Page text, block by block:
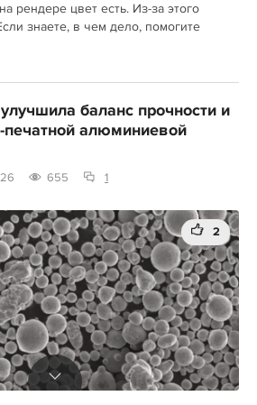
рендере цвет есть. Из-за этого
знаете, в чем дело, помогите
баланс прочности и
печатной алюминиевой
655 1
2